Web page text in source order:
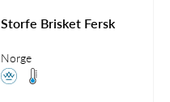
Storfe Brisket Fersk
Norge